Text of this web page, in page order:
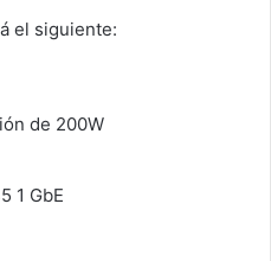
el siguiente:
de 200W
1 GbE